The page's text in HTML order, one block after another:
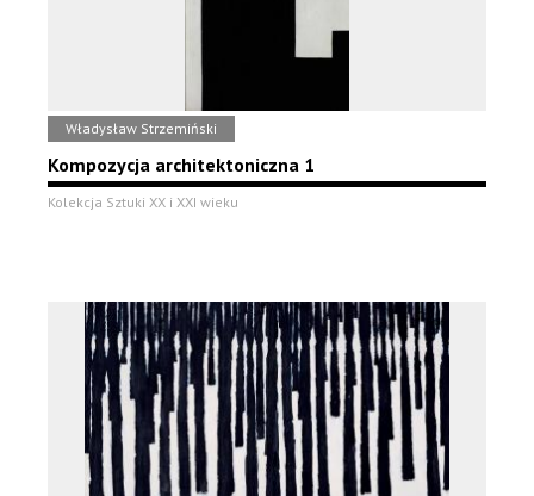
Władysław Strzemiński
Kompozycja architektoniczna 1
Kolekcja Sztuki XX i XXI wieku